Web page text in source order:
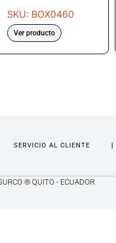
SKU: BOX0460
Ver producto
SERVICIO AL CLIENTE
® QUITO - ECUADOR